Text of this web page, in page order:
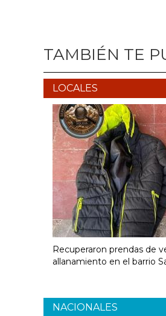
TAMBIÉN TE
LOCALES
Recuperaron prendas de
allanamiento en el barrio
NACIONALES